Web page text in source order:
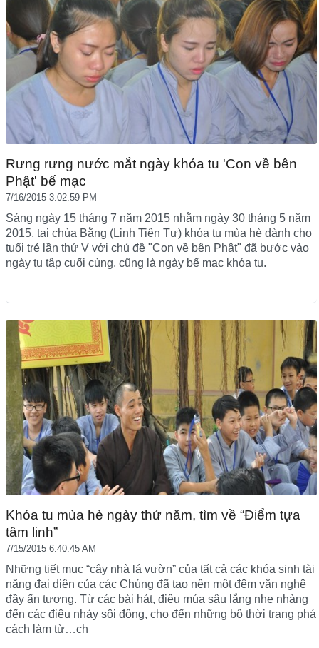
Rưng rưng nước mắt ngày khóa tu 'Con về bên
Phật' bế mạc
7/16/2015 3:02:59 PM
Sáng ngày 15 tháng 7 năm 2015 nhằm ngày 30 tháng 5 năm
2015, tại chùa Bằng (Linh Tiên Tự) khóa tu mùa hè dành cho
tuổi trẻ lần thứ V với chủ đề "Con về bên Phật" đã bước vào
ngày tu tập cuối cùng, cũng là ngày bế mạc khóa tu.
Khóa tu mùa hè ngày thứ năm, tìm về “Điểm tựa
tâm linh”
7/15/2015 6:40:45 AM
Những tiết mục “cây nhà lá vườn” của tất cả các khóa sinh tài
năng đại diện của các Chúng đã tạo nên một đêm văn nghệ
đầy ấn tượng. Từ các bài hát, điệu múa sâu lắng nhẹ nhàng
đến các điệu nhảy sôi động, cho đến những bộ thời trang phá
cách làm từ…ch